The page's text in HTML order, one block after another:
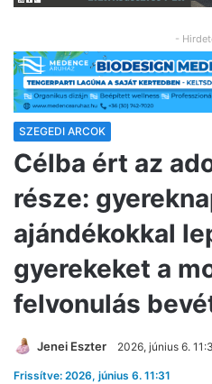
-
SZEGEDI ARCOK
Célba ért az
része:
ajándékokkal
gyerekeket a
felvonulás
Jenei Eszter 2026, június 6.
Frissítve: 2026, június 6. 11:31